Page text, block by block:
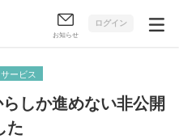
お知らせ
ログイン
ービス
しか進めない非公開
た